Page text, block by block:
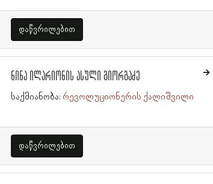
დაწვრილებით
ნინა ილარიონის ასული გიორგაძე
საქმიანობა: რევოლუციონერის ქალიშვილი
დაწვრილებით